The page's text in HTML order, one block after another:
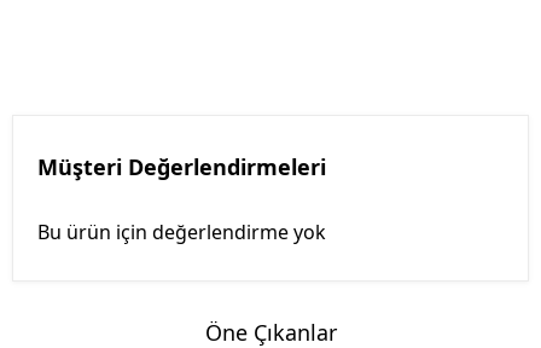
Müşteri Değerlendirmeleri
Bu ürün için değerlendirme yok
Öne Çıkanlar